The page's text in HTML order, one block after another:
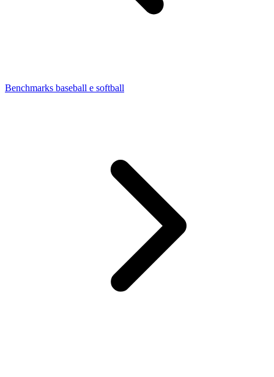
Benchmarks baseball e softball